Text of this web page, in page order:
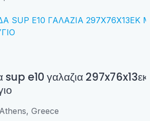
sup e10 γαλαζια 297x76x13εκ
Greece